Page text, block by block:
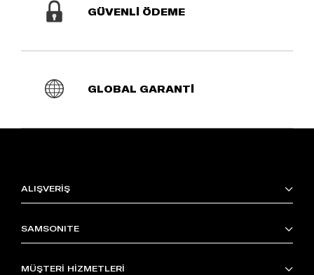
GÜVENLİ ÖDEME
GLOBAL GARANTİ
ALIŞVERİŞ
SAMSONITE
MÜŞTERİ HİZMETLERİ